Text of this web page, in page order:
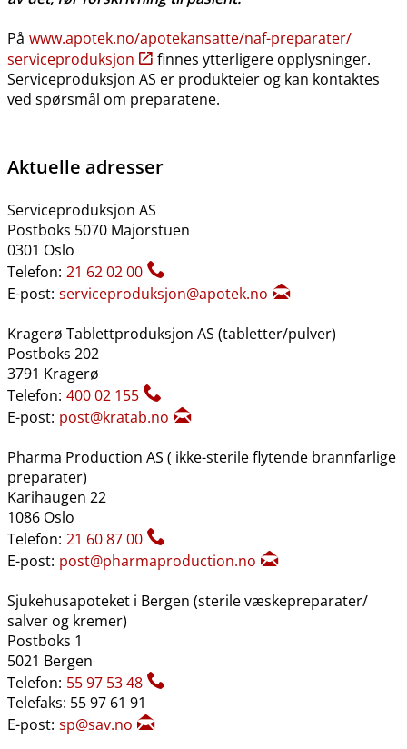
På www.apotek.no​/​apotekansatte​/​naf-preparater​/​
serviceproduksjon
finnes ytterligere opplysninger.
Serviceproduksjon AS er produkteier og kan kontaktes
ved spørsmål om preparatene.
Aktuelle adresser
Serviceproduksjon AS
Postboks 5070 Majorstuen
0301 Oslo
Telefon: 21 62 02 00
E-post: serviceproduksjon@apotek.no
Kragerø Tablettproduksjon AS (tabletter​/​pulver)
Postboks 202
3791 Kragerø
Telefon: 400 02 155
E-post: post@kratab.no
Pharma Production AS ( ikke-sterile flytende brannfarlige
preparater)
Karihaugen 22
1086 Oslo
Telefon: 21 60 87 00
E-post: post@pharmaproduction.no
Sjukehusapoteket i Bergen (sterile væskepreparater​/​
salver og kremer)
Postboks 1
5021 Bergen
Telefon: 55 97 53 48
Telefaks: 55 97 61 91
E-post: sp@sav.no